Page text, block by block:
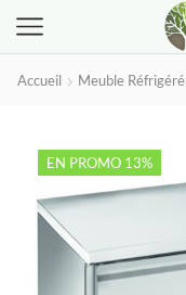
Accueil Meuble Réfrigéré
EN PROMO 13%